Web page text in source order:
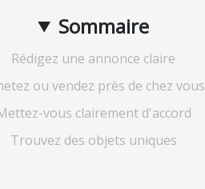
Sommaire
Rédigez une annonce claire
ou vendez près de chez vous
vous clairement d'accord
Trouvez des objets uniques